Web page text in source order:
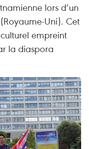
lors d’un
Uni). Cet
empreint
la diaspora